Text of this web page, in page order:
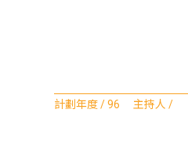
計劃年度 / 96 主持人 /